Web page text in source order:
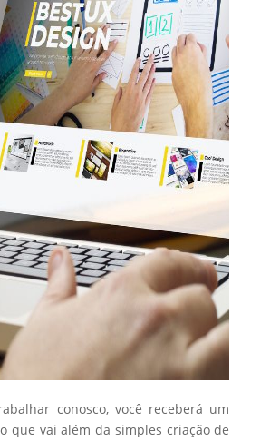
conosco, você receberá um
que vai além da simples criação de